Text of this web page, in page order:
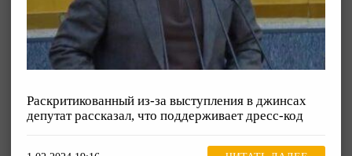
Раскритикованный из-за выступления в джинсах
депутат рассказал, что поддерживает дресс-код